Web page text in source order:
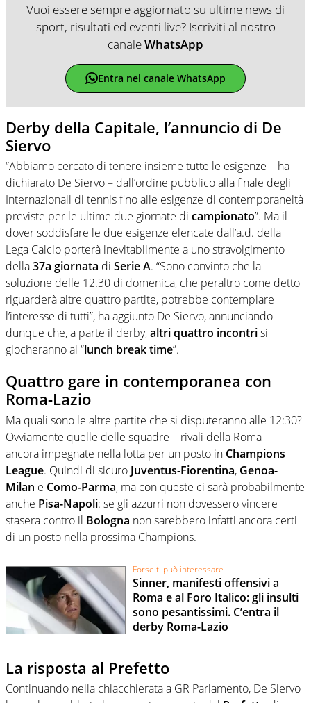
Vuoi essere sempre aggiornato su ultime news di
sport, risultati ed eventi live? Iscriviti al nostro
canaleWhatsApp
Entra nel canale WhatsApp
Derby della Capitale, l’annuncio di De
Siervo
“Abbiamo cercato di tenere insieme tutte le esigenze – ha
dichiarato De Siervo – dall’ordine pubblico alla finale degli
Internazionali di tennis fino alle esigenze di contemporaneità
previste per le ultime due giornate di campionato”. Ma il
dover soddisfare le due esigenze elencate dall’a.d. della
Lega Calcio porterà inevitabilmente a uno stravolgimento
della37a giornata di Serie A. “Sono convinto che la
soluzione delle 12.30 di domenica, che peraltro come detto
riguarderà altre quattro partite, potrebbe contemplare
l’interesse di tutti”, ha aggiunto De Siervo, annunciando
dunque che, a parte il derby,altriquattro incontrisi
giocheranno al “lunch break time”.
Quattro gare in contemporanea con
Roma-Lazio
Ma quali sono le altre partite che si disputeranno alle 12:30?
Ovviamente quelle delle squadre – rivali della Roma –
ancora impegnate nella lotta per un posto in Champions
League. Quindi di sicuro Juventus-Fiorentina, Genoa-
Milan e Como-Parma, ma con queste ci sarà probabilmente
anche Pisa-Napoli: se gli azzurri non dovessero vincere
stasera contro il Bologna non sarebbero infatti ancora certi
di un posto nella prossima Champions.
Forse ti può interessare
Sinner, manifesti offensivi a
Roma e al Foro Italico: gli insulti
sono pesantissimi. C’entra il
derby Roma-Lazio
La risposta al Prefetto
Continuando nella chiacchierata a GR Parlamento, De Siervo